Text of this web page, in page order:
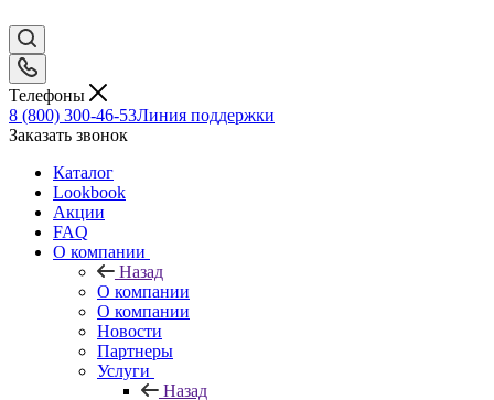
Телефоны
8 (800) 300-46-53Линия поддержки
Заказать звонок
Каталог
Lookbook
Акции
FAQ
О компании
Назад
О компании
О компании
Новости
Партнеры
Услуги
Назад